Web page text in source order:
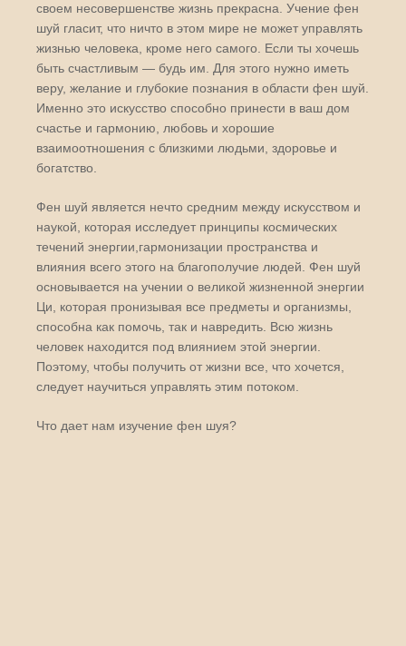
своем несовершенстве жизнь прекрасна. Учение фен
шуй гласит, что ничто в этом мире не может управлять
жизнью человека, кроме него самого. Если ты хочешь
быть счастливым — будь им. Для этого нужно иметь
веру, желание и глубокие познания в области фен шуй.
Именно это искусство способно принести в ваш дом
счастье и гармонию, любовь и хорошие
взаимоотношения с близкими людьми, здоровье и
богатство.
Фен шуй является нечто средним между искусством и
наукой, которая исследует принципы космических
течений энергии,гармонизации пространства и
влияния всего этого на благополучие людей. Фен шуй
основывается на учении о великой жизненной энергии
Ци, которая пронизывая все предметы и организмы,
способна как помочь, так и навредить. Всю жизнь
человек находится под влиянием этой энергии.
Поэтому, чтобы получить от жизни все, что хочется,
следует научиться управлять этим потоком.
Что дает нам изучение фен шуя?